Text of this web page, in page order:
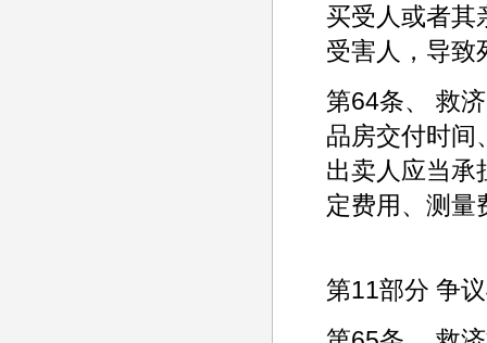
买受人或者其
受害人，导致
第64条、 救
品房交付时间
出卖人应当承
定费用、测量
第11部分 争